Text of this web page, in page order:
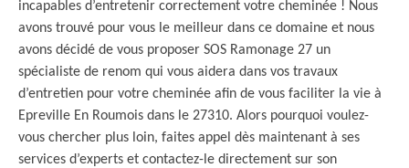
incapables d’entretenir correctement votre cheminée ! Nous
avons trouvé pour vous le meilleur dans ce domaine et nous
avons décidé de vous proposer SOS Ramonage 27 un
spécialiste de renom qui vous aidera dans vos travaux
d’entretien pour votre cheminée afin de vous faciliter la vie à
Epreville En Roumois dans le 27310. Alors pourquoi voulez-
vous chercher plus loin, faites appel dès maintenant à ses
services d’experts et contactez-le directement sur son